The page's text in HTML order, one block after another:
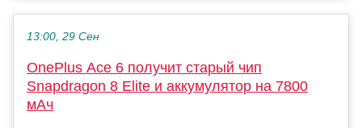
13:00, 29 Сен
OnePlus Ace 6 получит старый чип
Snapdragon 8 Elite и аккумулятор на 7800
мАч